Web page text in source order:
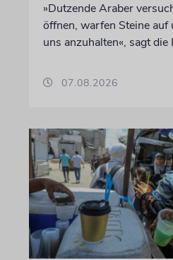
»Dutzende Araber
öffnen, warfen Steine auf
uns anzuhalten«, sagt die
07.08.2026